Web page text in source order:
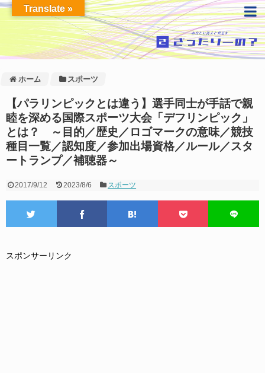
ホーム スポーツ
【パラリンピックとは違う】選手同士が手話で親
睦を深める国際スポーツ大会「デフリンピック」
とは？ ～目的／歴史／ロゴマークの意味／競技
種目一覧／認知度／参加出場資格／ルール／スタ
ートランプ／補聴器～
2017/9/12 2023/8/6 スポーツ
スポンサーリンク
Translate »